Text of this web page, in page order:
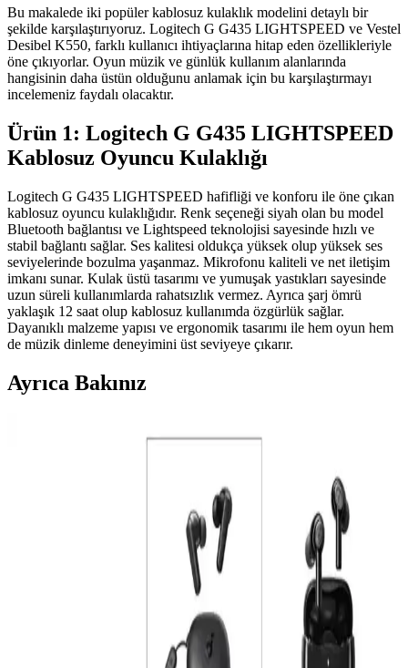
Bu makalede iki popüler kablosuz kulaklık modelini detaylı bir
şekilde karşılaştırıyoruz. Logitech G G435 LIGHTSPEED ve Vestel
Desibel K550, farklı kullanıcı ihtiyaçlarına hitap eden özellikleriyle
öne çıkıyorlar. Oyun müzik ve günlük kullanım alanlarında
hangisinin daha üstün olduğunu anlamak için bu karşılaştırmayı
incelemeniz faydalı olacaktır.
Ürün 1: Logitech G G435 LIGHTSPEED
Kablosuz Oyuncu Kulaklığı
Logitech G G435 LIGHTSPEED hafifliği ve konforu ile öne çıkan
kablosuz oyuncu kulaklığıdır. Renk seçeneği siyah olan bu model
Bluetooth bağlantısı ve Lightspeed teknolojisi sayesinde hızlı ve
stabil bağlantı sağlar. Ses kalitesi oldukça yüksek olup yüksek ses
seviyelerinde bozulma yaşanmaz. Mikrofonu kaliteli ve net iletişim
imkanı sunar. Kulak üstü tasarımı ve yumuşak yastıkları sayesinde
uzun süreli kullanımlarda rahatsızlık vermez. Ayrıca şarj ömrü
yaklaşık 12 saat olup kablosuz kullanımda özgürlük sağlar.
Dayanıklı malzeme yapısı ve ergonomik tasarımı ile hem oyun hem
de müzik dinleme deneyimini üst seviyeye çıkarır.
Ayrıca Bakınız
Anker Soundcore R50i Kablosuz Kulaklıkta Uzun
Anker Soundcore R50i, uzun pil ömrü ve hızlı şarj özellikleriyle öne
çıkan kablosuz kulaklık. Günlük kullanımda yüksek dayanıklılık ve
pratiklik sunar, seyahat ve yoğun kullanımda tercih edilir.
Xiaomi Redmi Buds 6 Play Bağlantı Sorunları ve
Çözüm Yöntemleri Hakkında Kapsamlı Analiz
Xiaomi Redmi Buds 6 Play'in Bluetooth bağlantı sorunları ve
çözüm yolları detaylı şekilde incelenerek, kullanıcıların deneyimini
geliştirmeye yönelik öneriler sunuluyor.